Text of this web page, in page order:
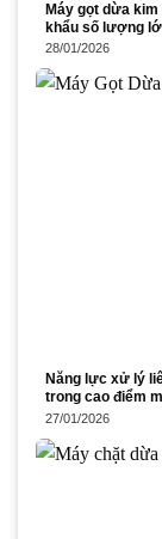
Máy gọt dừa
khẩu số lượng
28/01/2026
Năng lực xử lý
trong cao điểm
27/01/2026